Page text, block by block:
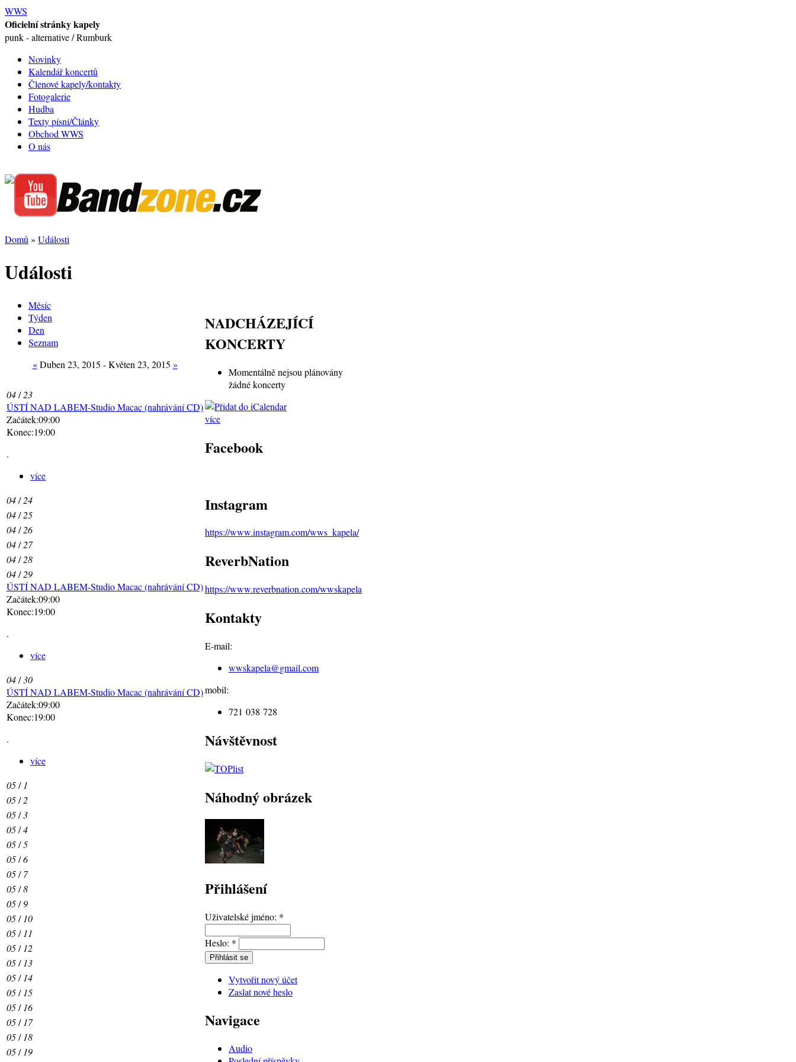
WWS
Oficielní stránky kapely
punk - alternative / Rumburk
Novinky
Kalendář koncertů
Členové kapely/kontakty
Fotogalerie
Hudba
Texty písní/Články
Obchod WWS
O nás
Domů » Události
Události
Měsíc
Týden
Den
Seznam
«Duben 23, 2015 - Květen 23, 2015 »
04/23
ÚSTÍ NAD LABEM-Studio Macac (nahrávání CD)
Začátek:09:00
Konec:19:00
.
více
04/24
04/25
04/26
04/27
04/28
04/29
ÚSTÍ NAD LABEM-Studio Macac (nahrávání CD)
Začátek:09:00
Konec:19:00
.
více
04/30
ÚSTÍ NAD LABEM-Studio Macac (nahrávání CD)
Začátek:09:00
Konec:19:00
.
více
05/ 1
05/2
05/3
05/4
05/5
05/6
05/7
05/8
05/9
05/ 10
05/ 11
05/ 12
05/ 13
05/ 14
05/ 15
05/ 16
05/ 17
05/ 18
05/ 19
NADCHÁZEJÍCÍ
KONCERTY
Momentálně nejsou plánovány
žádné koncerty
více
Facebook
Instagram
https://www.instagram.com/wws_kapela/
ReverbNation
https://www.reverbnation.com/wwskapela
Kontakty
E-mail:
wwskapela@gmail.com
mobil:
721 038 728
Návštěvnost
Náhodný obrázek
Přihlášení
Uživatelské jméno: *
Heslo: *
Vytvořit nový účet
Zaslat nové heslo
Navigace
Audio